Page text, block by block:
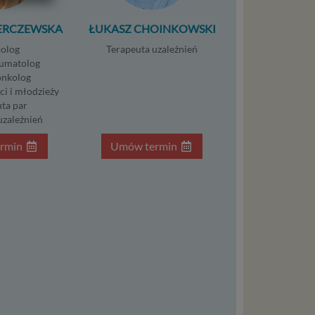
i młodzieży
par
ŁUKASZ CHOINKOWSKI
Terapeuta uzależnień
Umów termin
z
W tej
do